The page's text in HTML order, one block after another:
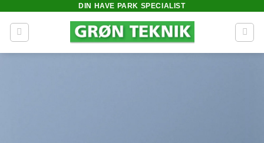
indhold
DIN HAVE PARK SPECIALIST